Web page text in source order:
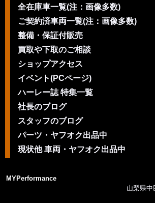
全在庫車一覧(注：画像多数)
ご契約済車両一覧(注：画像多数)
整備・保証付販売
買取や下取のご相談
ショップアクセス
イベント(PCページ)
ハーレー誌 特集一覧
社長のブログ
スタッフのブログ
パーツ・ヤフオク出品中
現状他 車両・ヤフオク出品中
MYPerformance
山梨県中